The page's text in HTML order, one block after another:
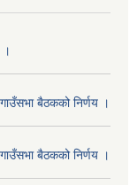
।
बैठकको निर्णय ।
बैठकको निर्णय ।